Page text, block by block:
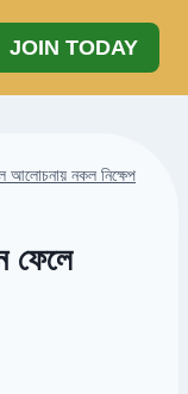
JOIN TODAY
আলোচনায় নকল নিক্ষেপ
ফেলে